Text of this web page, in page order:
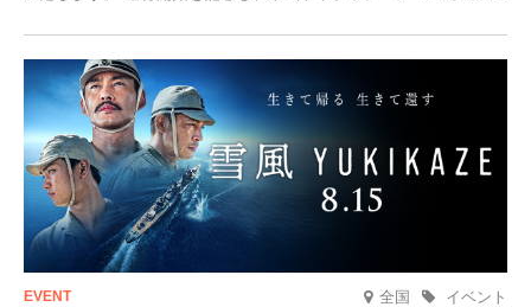
2025年9月12日(金)より発売いたします。
全国 イベント